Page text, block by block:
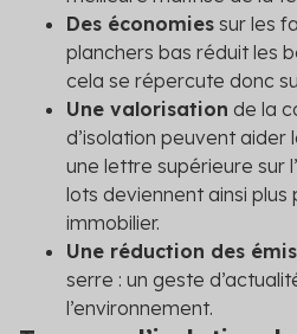
Des économies sur les
planchers bas réduit les
cela se répercute donc
Une valorisation de la
d’isolation peuvent aider
une lettre supérieure sur l’
lots deviennent ainsi plus
immobilier.
Une réduction des
serre : un geste
l’environnement.